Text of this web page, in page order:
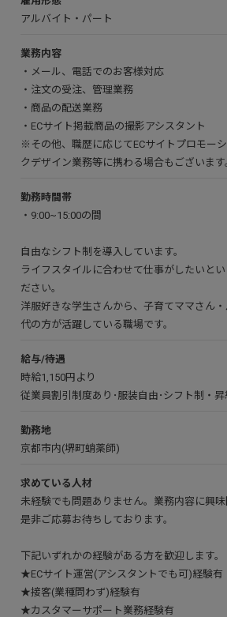
アルバイト・パート
業務内容
・メール、電話でのお客様対応
・注文の受注、管理業務
・商品の配送業務
・ECサイト掲載商品の撮影アシスタント
※その他、職歴に応じてECサイトプロモー
クデザイン業務等に携わる場合もございます
勤務時間帯
・9:00~15:00の間
自由なシフト制を導入しています。
ライフスタイルに合わせて仕事がしたいと
ださい。
洋服好きな学生さんから、子育てママさん
代の方が活躍している職場です。
給与/待遇
時給1,150円より
従業員割引制度あり･服装自由･シフト制・昇
勤務地
京都市内(堺町蛸薬師)
求めている人材
未経験でも問題ありません。業務内容に興
是非ご応募お待ちしております。
下記いずれかの経験がある方を歓迎します。
★ECサイト運営(アシスタントでも可)経験有
★接客(業種問わず)経験有
★カスタマーサポート業務経験有